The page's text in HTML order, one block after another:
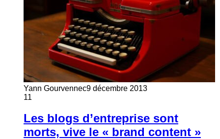
Yann Gourvennec9 décembre 2013
11
Les blogs d’entreprise sont
morts, vive le « brand content »